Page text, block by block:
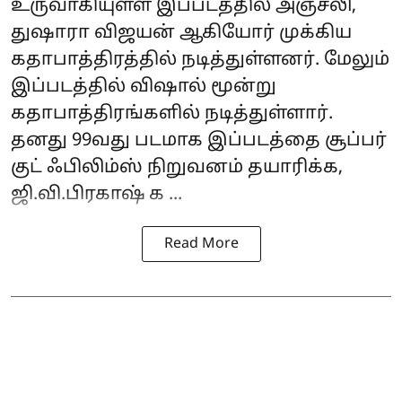
உருவாகியுள்ள இப்படத்தில் அஞ்சலி,
துஷாரா விஜயன் ஆகியோர் முக்கிய
கதாபாத்திரத்தில் நடித்துள்ளனர். மேலும்
இப்படத்தில் விஷால் மூன்று
கதாபாத்திரங்களில் நடித்துள்ளார்.
தனது 99வது படமாக இப்படத்தை சூப்பர்
குட் ஃபிலிம்ஸ் நிறுவனம் தயாரிக்க,
ஜி.வி.பிரகாஷ் க ...
Read More